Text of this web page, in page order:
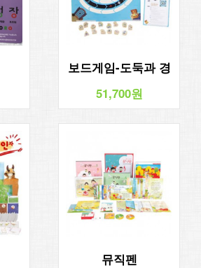
보드게임-도둑과 경
51,700원
뮤직펜